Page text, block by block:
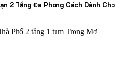
2 Tầng Đa Phong Cách Dành Cho